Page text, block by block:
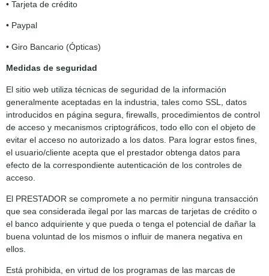
• Tarjeta de crédito
• Paypal
• Giro Bancario (Ópticas)
Medidas de seguridad
El sitio web utiliza técnicas de seguridad de la información
generalmente aceptadas en la industria, tales como SSL, datos
introducidos en página segura, firewalls, procedimientos de control
de acceso y mecanismos criptográficos, todo ello con el objeto de
evitar el acceso no autorizado a los datos. Para lograr estos fines,
el usuario/cliente acepta que el prestador obtenga datos para
efecto de la correspondiente autenticación de los controles de
acceso.
El PRESTADOR se compromete a no permitir ninguna transacción
que sea considerada ilegal por las marcas de tarjetas de crédito o
el banco adquiriente y que pueda o tenga el potencial de dañar la
buena voluntad de los mismos o influir de manera negativa en
ellos.
Está prohibida, en virtud de los programas de las marcas de